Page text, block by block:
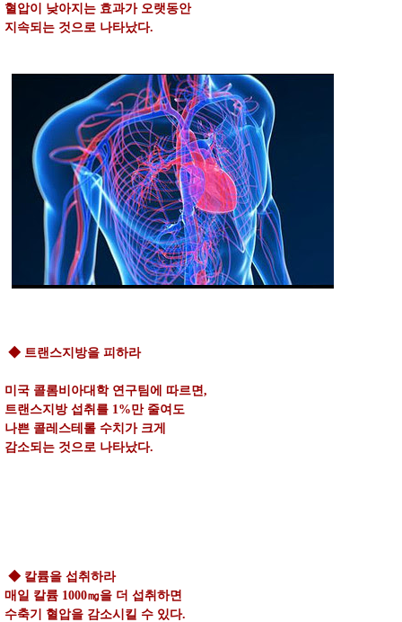
혈압이 낮아지는 효과가 오랫동안
지속되는 것으로 나타났다.
◆ 트랜스지방을 피하라
미국 콜롬비아대학 연구팀에 따르면,
트랜스지방 섭취를 1%만 줄여도
나쁜 콜레스테롤 수치가 크게
감소되는 것으로 나타났다.
◆ 칼륨을 섭취하라
매일 칼륨 1000㎎을 더 섭취하면
수축기 혈압을 감소시킬 수 있다.